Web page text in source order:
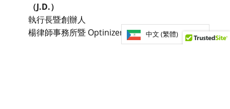
（J.D.）
執行長暨創辦人
楊律師事務所暨 Optinizers
中文 (繁體)